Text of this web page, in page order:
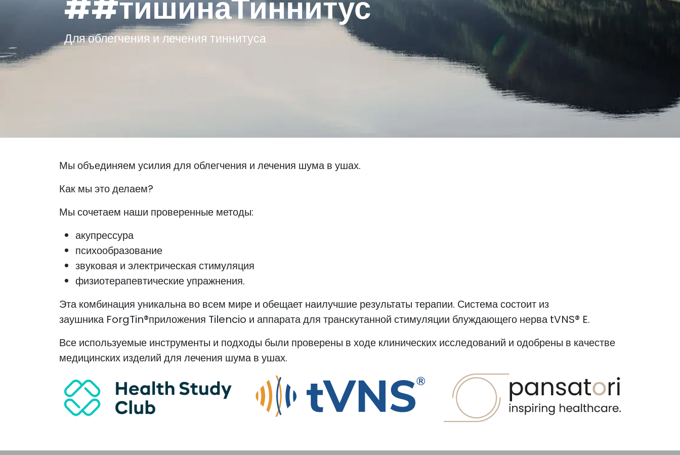
Для облегчения и лечения тиннитуса
Мы объединяем усилия для облегчения и лечения шума в ушах.
Как мы это делаем?
Мы сочетаем наши проверенные методы:
акупрессура
психообразование​
звуковая и электрическая стимуляция
физиотерапевтические упражнения.
Эта комбинация уникальна во всем мире и обещает наилучшие результаты терапии. Система состоит из
заушника ForgTin®приложения Tilencio и аппарата для транскутанной стимуляции блуждающего нерваtVNS® E.
Все используемые инструменты и подходы были проверены в ходе клинических исследований и одобрены в качестве
медицинских изделий для лечения шума в ушах.